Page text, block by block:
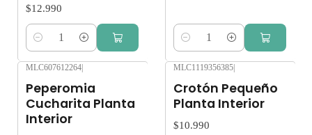
$12.990
Cantidad Cantidad
MLC607612264
Peperomia
Cucharita Planta
Interior
MLC1119356385
Crotón Pequeño
Planta Interior
$10.990